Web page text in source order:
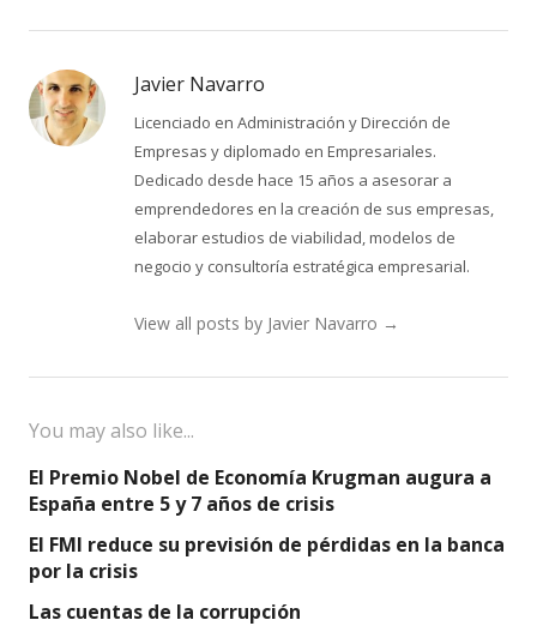
Javier Navarro
Licenciado en Administración y Dirección de
Empresas y diplomado en Empresariales.
Dedicado desde hace 15 años a asesorar a
emprendedores en la creación de sus empresas,
elaborar estudios de viabilidad, modelos de
negocio y consultoría estratégica empresarial.
View all posts by Javier Navarro →
You may also like...
El Premio Nobel de Economía Krugman augura a
España entre 5 y 7 años de crisis
El FMI reduce su previsión de pérdidas en la banca
por la crisis
Las cuentas de la corrupción